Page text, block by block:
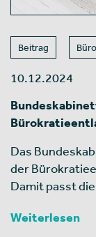
Beitrag
10.12.2024
Das
der
Damit passt
Weiterlesen